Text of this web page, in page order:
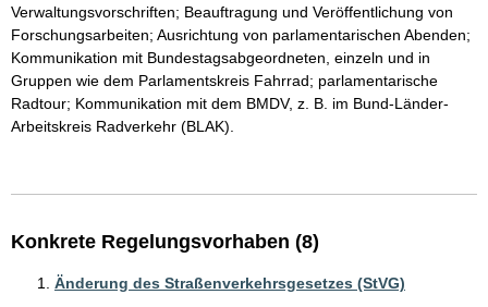
Verwaltungsvorschriften; Beauftragung und Veröffentlichung von
Forschungsarbeiten; Ausrichtung von parlamentarischen Abenden;
Kommunikation mit Bundestagsabgeordneten, einzeln und in
Gruppen wie dem Parlamentskreis Fahrrad; parlamentarische
Radtour; Kommunikation mit dem BMDV, z. B. im Bund-Länder-
Arbeitskreis Radverkehr (BLAK).
Konkrete Regelungsvorhaben (8)
Änderung des Straßenverkehrsgesetzes (StVG)